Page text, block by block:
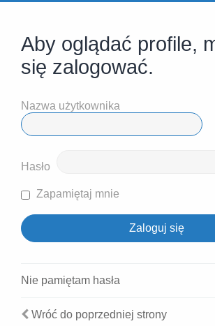
Aby oglądać profile,
się zalogować.
Nazwa użytkownika
Hasło
Zapamiętaj mnie
Nie pamiętam hasła
Wróć do poprzedniej strony